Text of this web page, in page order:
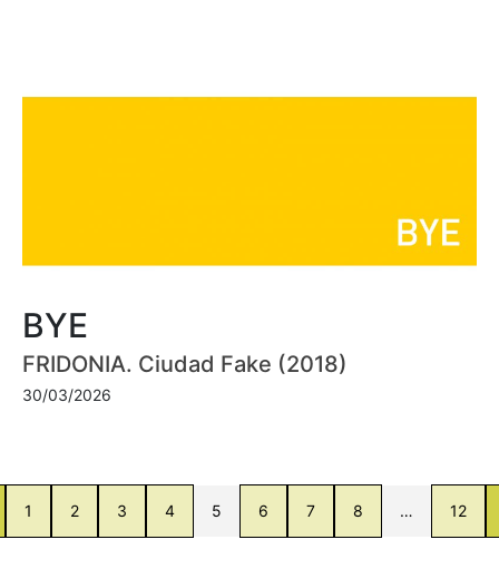
BYE
FRIDONIA. Ciudad Fake (2018)
30/03/2026
1 2 3 4 5 6 7 8 … 12